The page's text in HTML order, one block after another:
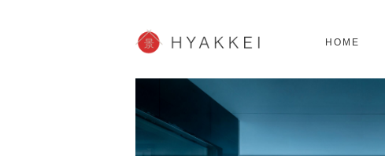
HOME
JP info